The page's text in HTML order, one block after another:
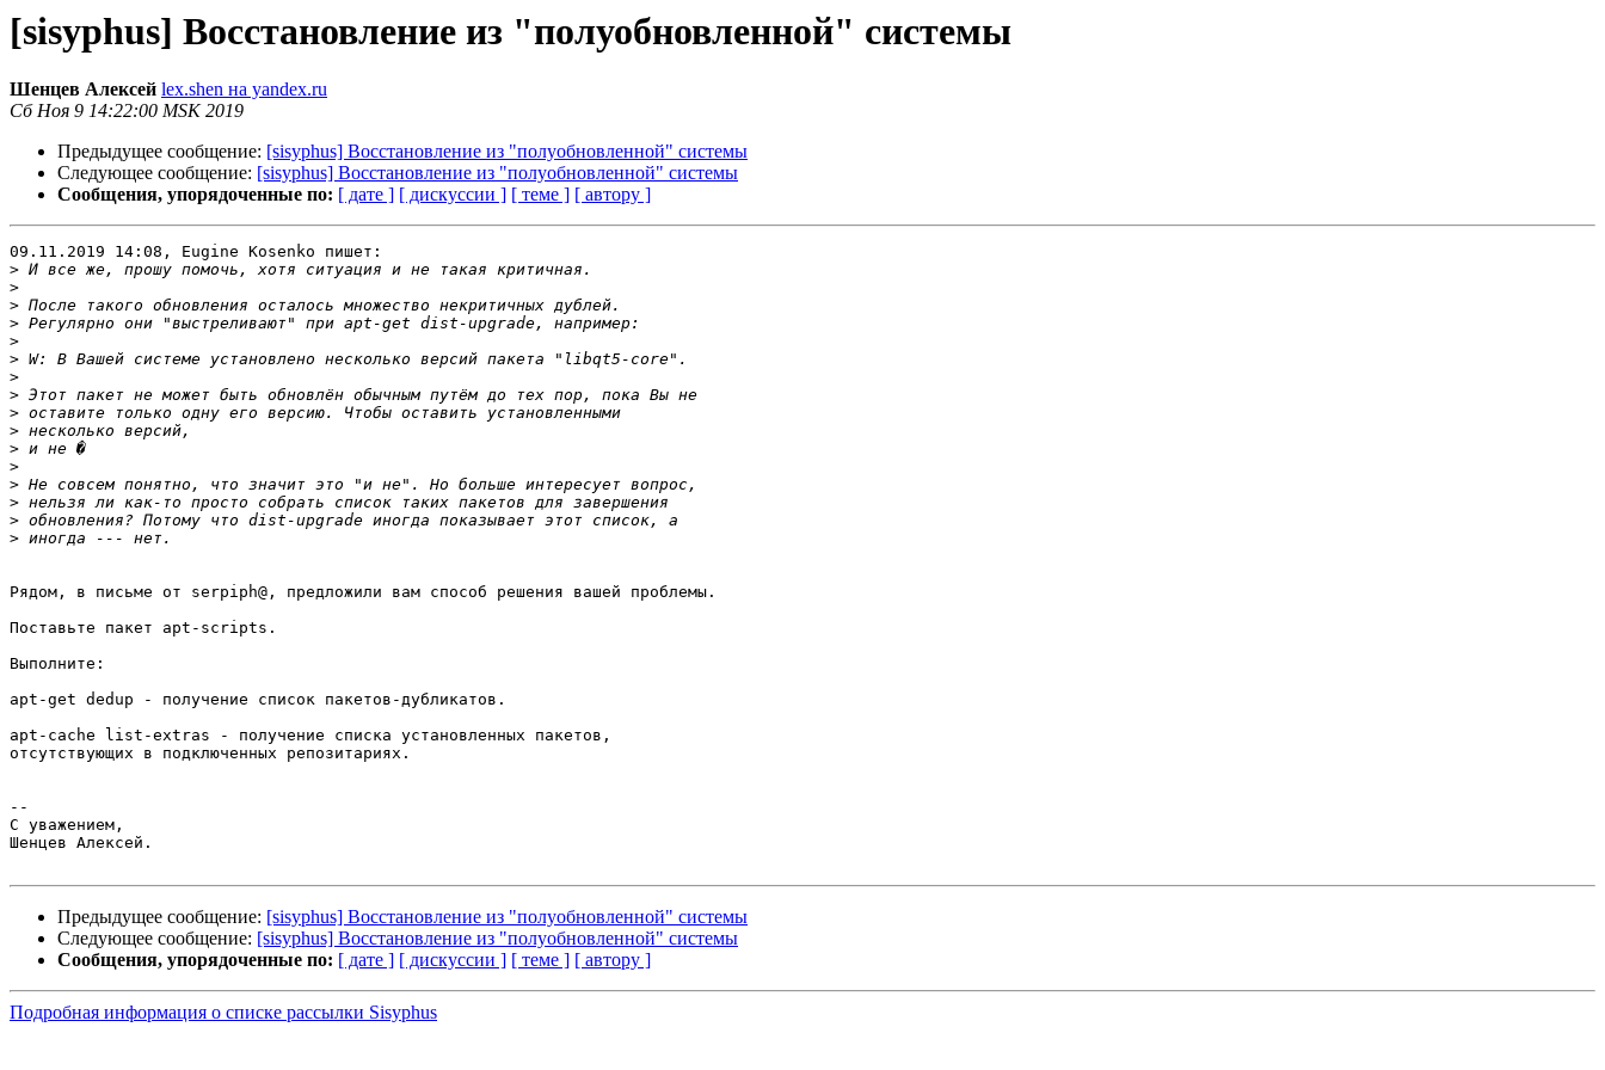
[sisyphus] Восстановление из "полуобновленной" системы
Шенцев Алексей lex.shen на yandex.ru
Сб Ноя 9 14:22:00 MSK 2019
Предыдущее сообщение: [sisyphus] Восстановление из "полуобновленной" системы
Следующее сообщение: [sisyphus] Восстановление из "полуобновленной" системы
Сообщения, упорядоченные по: [ дате ] [ дискуссии ] [ теме ] [ автору ]
09.11.2019 14:08, Eugine Kosenko пишет:
>
>
>
>
>
>
>
>
>
>
>
>
>
>
>
>
Рядом, в письме от serpiph@, предложили вам способ решения вашей проблемы.
Поставьте пакет apt-scripts.
Выполните:
apt-get dedup - получение список пакетов-дубликатов.
apt-cache list-extras - получение списка установленных пакетов,
отсутствующих в подключенных репозитариях.
--
С уважением,
Шенцев Алексей.
Предыдущее сообщение: [sisyphus] Восстановление из "полуобновленной" системы
Следующее сообщение: [sisyphus] Восстановление из "полуобновленной" системы
Сообщения, упорядоченные по: [ дате ] [ дискуссии ] [ теме ] [ автору ]
Подробная информация о списке рассылки Sisyphus